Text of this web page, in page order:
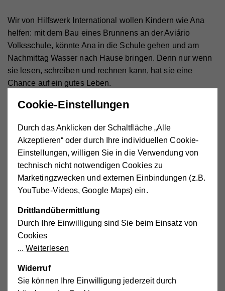
Wir von Hilfswerk International wollen Kindern wie Ana
helfen: mit dem Bau eines Brunnens an der Aviário
Volksschule, könnte Ana in die Schule gehen und am
Nachmittag Wasser nach Hause bringen. Denn nur wenn
sie lesen, schreiben und rechnen kann, hat sie eine
Chance auf ein gutes Leben.
So wie alle Eltern wünschen sich auch Anas Eltern das
die Schule besuchen kann und dennoch die Familie mit
Wasser versorgen, gerne annehmen.
Kosten für den Brunnen: circa 18.000€
Spenden mit Paypal
Cookie-Einstellungen
Durch das Anklicken der Schaltfläche „Alle
Akzeptieren“ oder durch Ihre individuellen Cookie-
Einstellungen, willigen Sie in die Verwendung von
technisch nicht notwendigen Cookies zu
Marketingzwecken und externen Einbindungen (z.B.
YouTube-Videos, Google Maps) ein.
Drittlandübermittlung
Durch Ihre Einwilligung sind Sie beim Einsatz von
Cookies
Weiterlesen
Widerruf
Sie können Ihre Einwilligung jederzeit durch